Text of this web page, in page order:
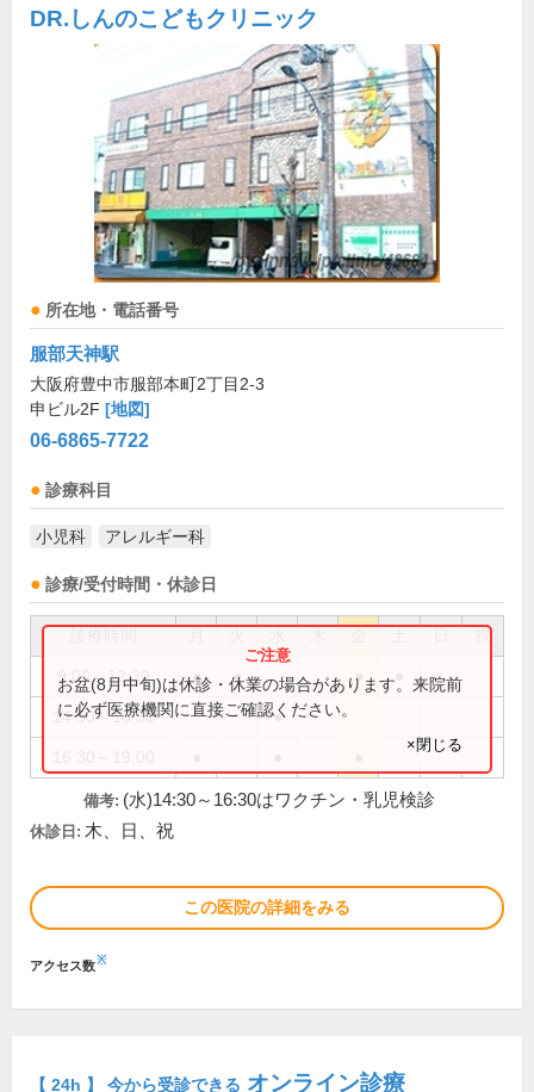
DR.しんのこどもクリニック
所在地・電話番号
服部天神駅
大阪府豊中市服部本町2丁目2-3
申ビル2F [地図]
06-6865-7722
診療科目
小児科 アレルギー科
診療/受付時間・休診日
祝
9:00～12:30 ● ● ●
14:30～16:30 ●
お盆(8月中旬)は休診・休業の場合があります。来院前
に必ず医療機関に直接ご確認ください。
×閉じる
備考: (水)14:30～16:30はワクチン・乳児検診
休診日: 木、日、祝
この医院の詳細をみる
アクセス数※
【 24h 】 今から受診できる オンライン診療